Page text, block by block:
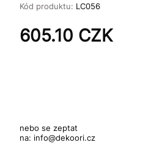
Kód produktu: LC056
605.10 CZK
nebo se zeptat
na: info@dekoori.cz